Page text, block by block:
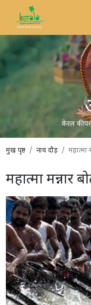
केरल की
मुख पृष्ठ नाव दौड़ महात्मा
महात्मा मन्नार